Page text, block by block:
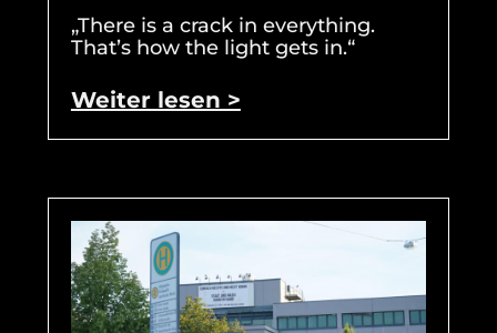
„There is a crack in everything.
That’s how the light gets in.“
Weiter lesen >